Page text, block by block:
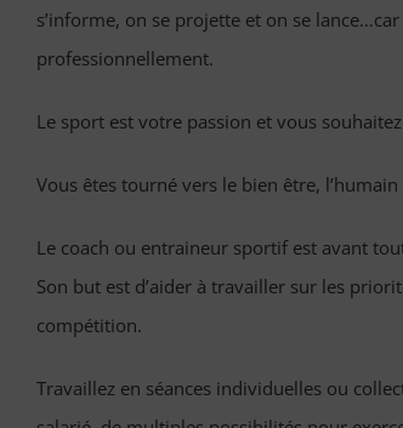
s’informe, on se projette et on se
professionnellement.
Le sport est votre passion et vous
Vous êtes tourné vers le bien être,
Le coach ou entraineur sportif est avant
Son but est d’aider à travailler sur les
compétition.
Travaillez en séances individuelles ou